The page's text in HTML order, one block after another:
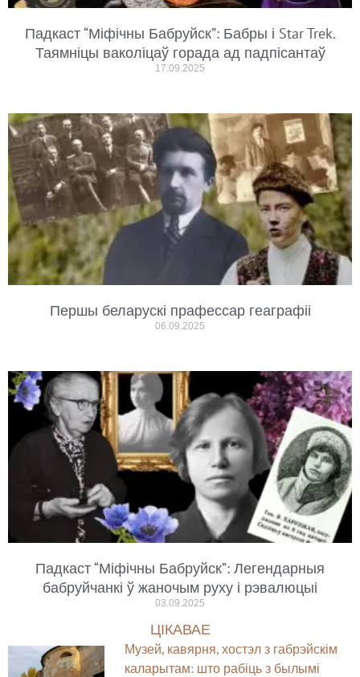
Падкаст “Міфічны Бабруйск”: Бабры і Star Trek.
Таямніцы ваколіцаў горада ад падпісантаў
17.09.2025
Першы беларускі прафессар геаграфіі
06.09.2025
Падкаст “Міфічны Бабруйск”: Легендарныя
бабруйчанкі ў жаночым руху і рэвалюцыі
03.09.2025
ЦІКАВАЕ
Музей, кавярня, хостэл з габрэйскім
каларытам: што рабіць з былымі